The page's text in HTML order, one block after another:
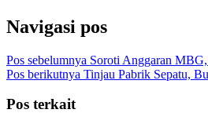
Navigasi pos
Pos sebelumnya Soroti Anggaran
Pos berikutnya Tinjau Pabrik Sepatu,
Pos terkait